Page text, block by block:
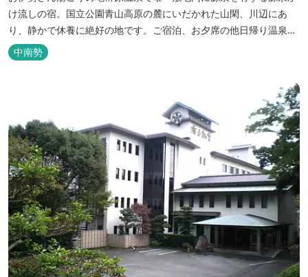
け流しの宿。国立公園青山高原の麓にいだかれた山閑、川辺にあ
り、静かで休養に絶好の地です。ご宿泊、お夕席の他日帰り温泉も
楽しめます。お料理にも温泉を用いた温泉野菜蒸しの他美と健康を
テーマとしたふるさと会席をご用意しています。
中南勢